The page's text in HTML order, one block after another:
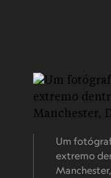
Um
extremo